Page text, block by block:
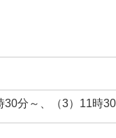
30分～、（3）11時